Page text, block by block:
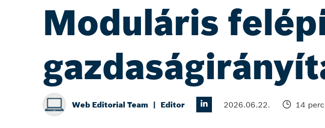
Moduláris
Web Editorial Team Editor 2026.06.22. 14 perc